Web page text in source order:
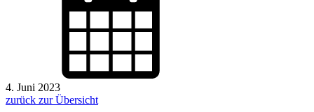
4. Juni 2023
zurück zur Übersicht